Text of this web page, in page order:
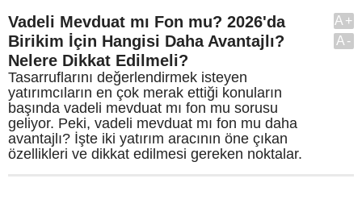
Vadeli Mevduat mı Fon mu? 2026'da
Birikim İçin Hangisi Daha Avantajlı?
Nelere Dikkat Edilmeli?
Tasarruflarını değerlendirmek isteyen
yatırımcıların en çok merak ettiği konuların
başında vadeli mevduat mı fon mu sorusu
geliyor. Peki, vadeli mevduat mı fon mu daha
avantajlı? İşte iki yatırım aracının öne çıkan
özellikleri ve dikkat edilmesi gereken noktalar.
A+
A-